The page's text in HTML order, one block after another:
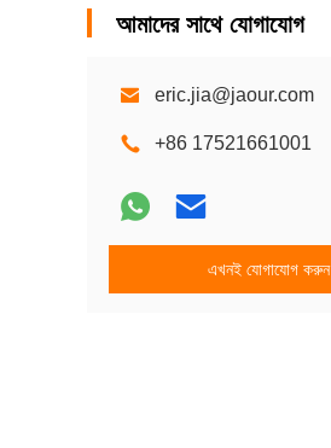
আমাদের সাথে যোগাযোগ
eric.jia@jaour.com
+86 17521661001
এখনই যোগাযোগ করুন